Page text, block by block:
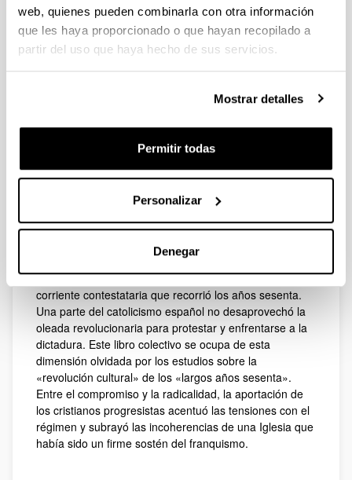
web, quienes pueden combinarla con otra información
que les haya proporcionado o que hayan recopilado a
partir del uso que haya hecho de sus servicios.
Mostrar detalles
Permitir todas
Personalizar
Denegar
Editorial: Marcial Pons | Año de edición: 2023
1968 fue el año de la revolución global y de la protesta
occidentales, la movilización inundó las calles para
demandar cambios y oponerse al sistema establecido.
68. En el marco de la recepción del concilio Vaticano II y
en pleno conflicto entre las distintas sensibilidades
eclesiales, hubo sectores significativos del catolicismo
europeo y latinoamericano que se integraron en la
corriente contestataria que recorrió los años sesenta.
Una parte del catolicismo español no desaprovechó la
oleada revolucionaria para protestar y enfrentarse a la
dictadura. Este libro colectivo se ocupa de esta
dimensión olvidada por los estudios sobre la
«revolución cultural» de los «largos años sesenta».
Entre el compromiso y la radicalidad, la aportación de
los cristianos progresistas acentuó las tensiones con el
régimen y subrayó las incoherencias de una Iglesia que
había sido un firme sostén del franquismo.